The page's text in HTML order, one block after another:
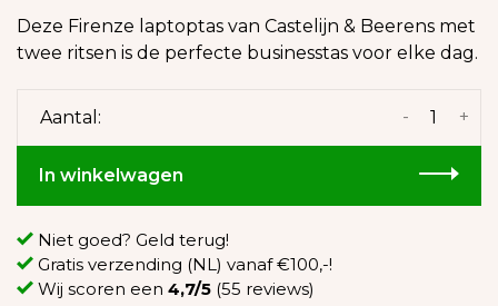
Deze Firenze laptoptas van Castelijn & Beerens met
twee ritsen is de perfecte businesstas voor elke dag.
Aantal: +
-
In winkelwagen
Niet goed? Geld terug!
Gratis verzending (NL) vanaf €100,-!
Wij scoren een 4,7/5 (55 reviews)